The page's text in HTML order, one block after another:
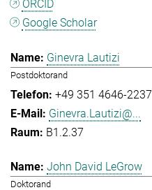
ORCID
Google Scholar
Ginevra Lautizi
Postdoktorand
+49 351 4646-2237
Ginevra.Lautizi@...
B1.2.37
John David LeGrow
Doktorand